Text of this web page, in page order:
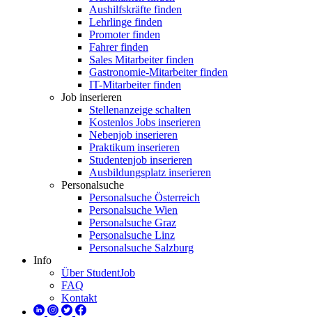
Aushilfskräfte finden
Lehrlinge finden
Promoter finden
Fahrer finden
Sales Mitarbeiter finden
Gastronomie-Mitarbeiter finden
IT-Mitarbeiter finden
Job inserieren
Stellenanzeige schalten
Kostenlos Jobs inserieren
Nebenjob inserieren
Praktikum inserieren
Studentenjob inserieren
Ausbildungsplatz inserieren
Personalsuche
Personalsuche Österreich
Personalsuche Wien
Personalsuche Graz
Personalsuche Linz
Personalsuche Salzburg
Info
Über StudentJob
FAQ
Kontakt